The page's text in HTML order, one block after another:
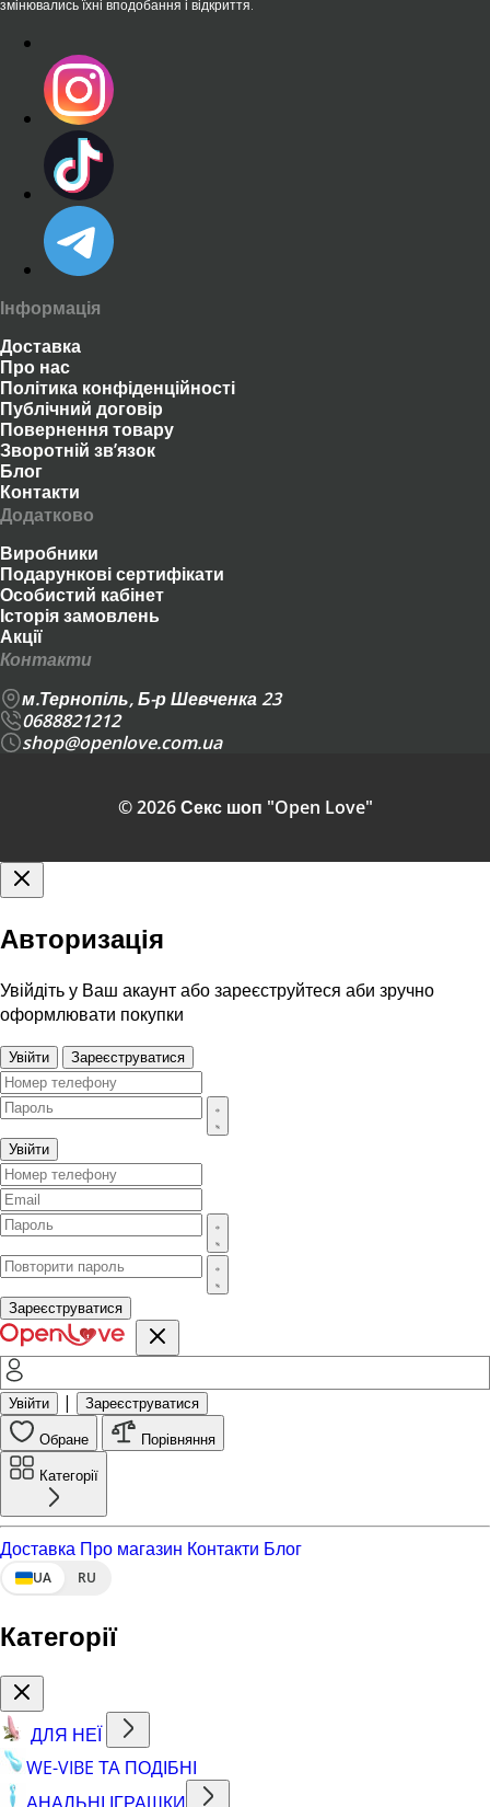
змінювались їхні вподобання і відкриття.
Інформація
Доставка
Про нас
Політика конфіденційності
Публічний договір
Повернення товару
Зворотній зв’язок
Блог
Контакти
Додатково
Виробники
Подарункові сертифікати
Особистий кабінет
Історія замовлень
Акції
Контакти
м.Тернопіль, Б-р Шевченка 23
0688821212
shop@openlove.com.ua
© 2026 Секс шоп "Open Love"
Авторизація
Увійдіть у Ваш акаунт або зареєструйтеся аби зручно
оформлювати покупки
Увійти Зареєструватися
Увійти
Зареєструватися
Увійти | Зареєструватися
Обране Порівняння
Категорії
Доставка Про магазин Контакти Блог
UA RU
Категорії
ДЛЯ НЕЇ
WE-VIBE ТА ПОДІБНІ